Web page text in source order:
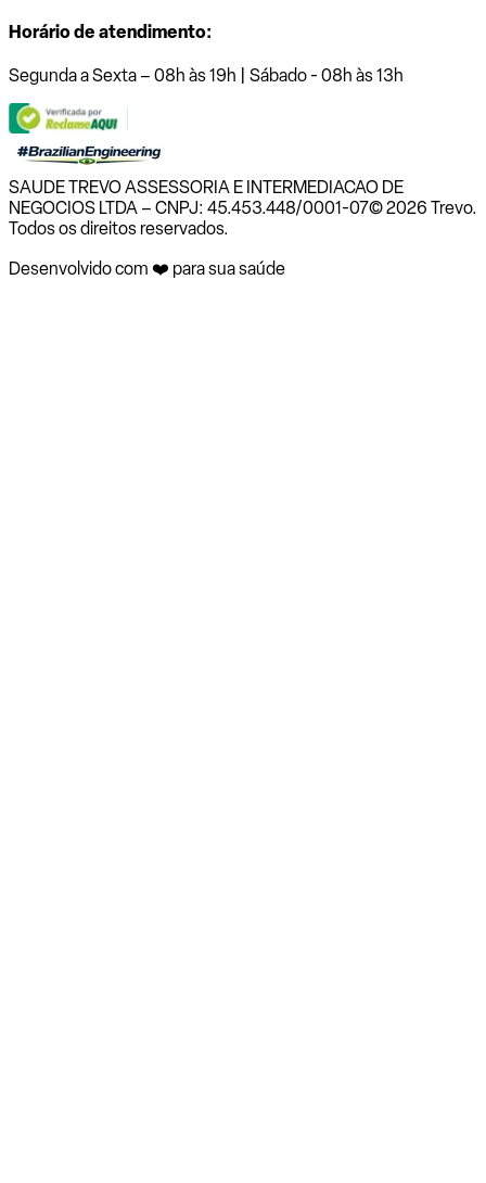
Horário de atendimento:
Segunda a Sexta – 08h às 19h | Sábado - 08h às 13h
SAUDE TREVO ASSESSORIA E INTERMEDIACAO DE
NEGOCIOS LTDA – CNPJ: 45.453.448/0001-07© 2026 Trevo.
Todos os direitos reservados.
Desenvolvido com ❤️ para sua saúde